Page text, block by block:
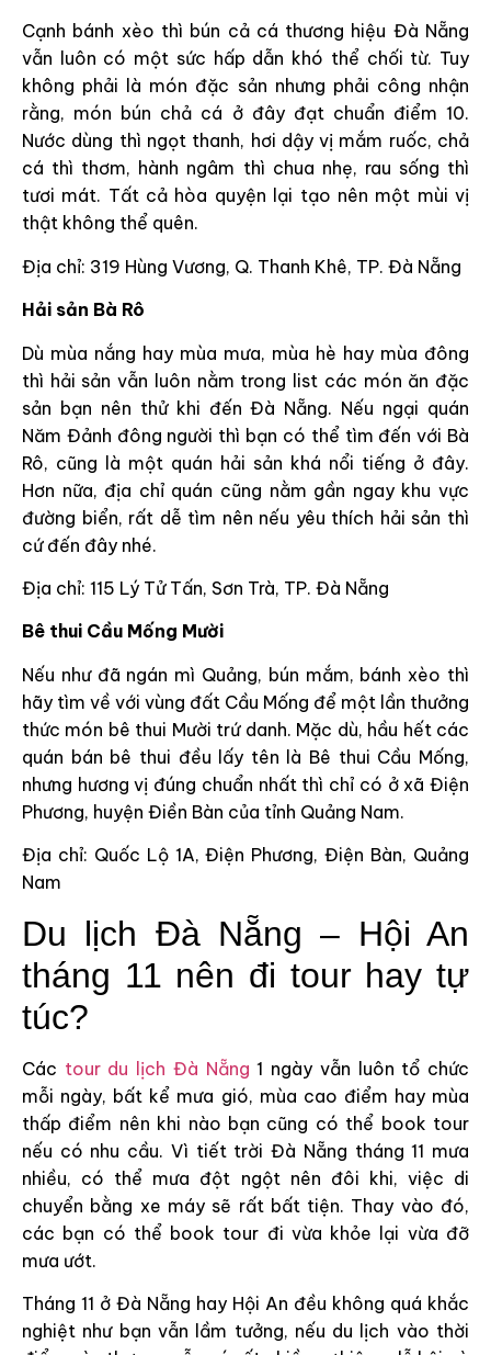
Cạnh bánh xèo thì bún cả cá thương hiệu Đà Nẵng
vẫn luôn có một sức hấp dẫn khó thể chối từ. Tuy
không phải là món đặc sản nhưng phải công nhận
rằng, món bún chả cá ở đây đạt chuẩn điểm 10.
Nước dùng thì ngọt thanh, hơi dậy vị mắm ruốc, chả
cá thì thơm, hành ngâm thì chua nhẹ, rau sống thì
tươi mát. Tất cả hòa quyện lại tạo nên một mùi vị
thật không thể quên.
Địa chỉ: 319 Hùng Vương, Q. Thanh Khê, TP. Đà Nẵng
Hải sản Bà Rô
Dù mùa nắng hay mùa mưa, mùa hè hay mùa đông
thì hải sản vẫn luôn nằm trong list các món ăn đặc
sản bạn nên thử khi đến Đà Nẵng. Nếu ngại quán
Năm Đảnh đông người thì bạn có thể tìm đến với Bà
Rô, cũng là một quán hải sản khá nổi tiếng ở đây.
Hơn nữa, địa chỉ quán cũng nằm gần ngay khu vực
đường biển, rất dễ tìm nên nếu yêu thích hải sản thì
cứ đến đây nhé.
Địa chỉ: 115 Lý Tử Tấn, Sơn Trà, TP. Đà Nẵng
Bê thui Cầu Mống Mười
Nếu như đã ngán mì Quảng, bún mắm, bánh xèo thì
hãy tìm về với vùng đất Cầu Mống để một lần thưởng
thức món bê thui Mười trứ danh. Mặc dù, hầu hết các
quán bán bê thui đều lấy tên là Bê thui Cầu Mống,
nhưng hương vị đúng chuẩn nhất thì chỉ có ở xã Điện
Phương, huyện Điền Bàn của tỉnh Quảng Nam.
Địa chỉ: Quốc Lộ 1A, Điện Phương, Điện Bàn, Quảng
Nam
Du lịch Đà Nẵng – Hội An
tháng 11 nên đi tour hay tự
túc?
Các tour du lịch Đà Nẵng 1 ngày vẫn luôn tổ chức
mỗi ngày, bất kể mưa gió, mùa cao điểm hay mùa
thấp điểm nên khi nào bạn cũng có thể book tour
nếu có nhu cầu. Vì tiết trời Đà Nẵng tháng 11 mưa
nhiều, có thể mưa đột ngột nên đôi khi, việc di
chuyển bằng xe máy sẽ rất bất tiện. Thay vào đó,
các bạn có thể book tour đi vừa khỏe lại vừa đỡ
mưa ướt.
Tháng 11 ở Đà Nẵng hay Hội An đều không quá khắc
nghiệt như bạn vẫn lầm tưởng, nếu du lịch vào thời